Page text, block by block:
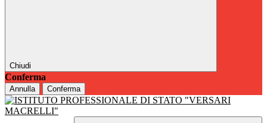
Chiudi
Conferma
Annulla Conferma